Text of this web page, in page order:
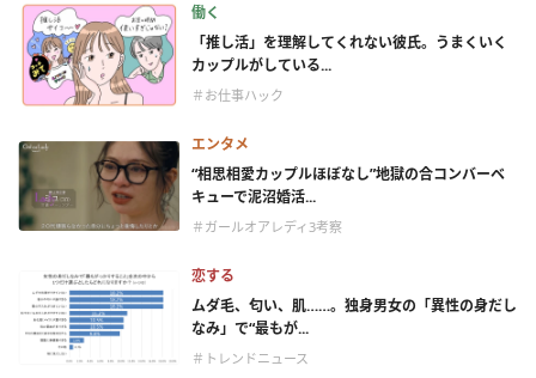
働く
「推し活」を理解してくれない彼氏。うまくいく
カップルがしている...
＃お仕事ハック
エンタメ
“相思相愛カップルほぼなし”地獄の合コンバーベ
キューで泥沼婚活...
＃ガールオアレディ3考察
恋する
ムダ毛、匂い、肌……。独身男女の「異性の身だし
なみ」で“最もが...
＃トレンドニュース